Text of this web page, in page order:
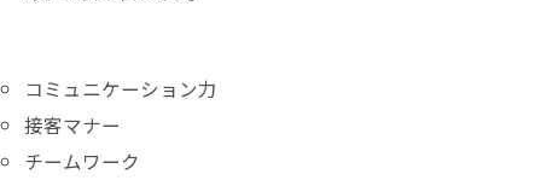
コミュニケーション力
接客マナー
チームワーク